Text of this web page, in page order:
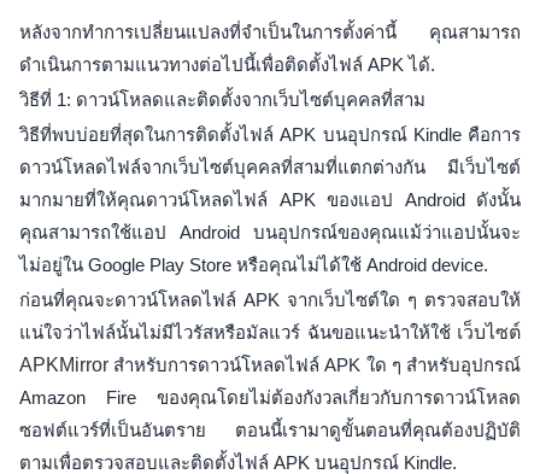
หลังจากทำการเปลี่ยนแปลงที่จำเป็นในการตั้งค่านี้ คุณสามารถ
ดำเนินการตามแนวทางต่อไปนี้เพื่อติดตั้งไฟล์ APK ได้.
วิธีที่ 1: ดาวน์โหลดและติดตั้งจากเว็บไซต์บุคคลที่สาม
วิธีที่พบบ่อยที่สุดในการติดตั้งไฟล์ APK บนอุปกรณ์ Kindle คือการ
ดาวน์โหลดไฟล์จากเว็บไซต์บุคคลที่สามที่แตกต่างกัน มีเว็บไซต์
มากมายที่ให้คุณดาวน์โหลดไฟล์ APK ของแอป Android ดังนั้น
คุณสามารถใช้แอป Android บนอุปกรณ์ของคุณแม้ว่าแอปนั้นจะ
ไม่อยู่ใน Google Play Store หรือคุณไม่ได้ใช้ Android device.
ก่อนที่คุณจะดาวน์โหลดไฟล์ APK จากเว็บไซต์ใด ๆ ตรวจสอบให้
แน่ใจว่าไฟล์นั้นไม่มีไวรัสหรือมัลแวร์ ฉันขอแนะนำให้ใช้ เว็บไซต์
APKMirror สำหรับการดาวน์โหลดไฟล์ APK ใด ๆ สำหรับอุปกรณ์
Amazon Fire ของคุณโดยไม่ต้องกังวลเกี่ยวกับการดาวน์โหลด
ซอฟต์แวร์ที่เป็นอันตราย ตอนนี้เรามาดูขั้นตอนที่คุณต้องปฏิบัติ
ตามเพื่อตรวจสอบและติดตั้งไฟล์ APK บนอุปกรณ์ Kindle.